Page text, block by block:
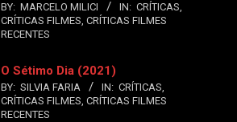
BY: MARCELO MILICI IN: CRÍTICAS,
CRÍTICAS FILMES, CRÍTICAS FILMES
RECENTES
O Sétimo Dia (2021)
BY: SILVIA FARIA IN: CRÍTICAS,
CRÍTICAS FILMES, CRÍTICAS FILMES
RECENTES